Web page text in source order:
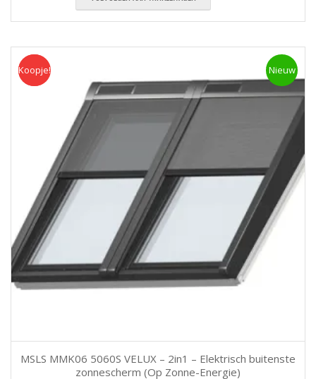
Koopje Nieuw
Koopje!
MSLS MMK06 5060S VELUX – 2in1 – Elektrisch buitenste
zonnescherm (Op Zonne-Energie)